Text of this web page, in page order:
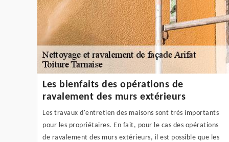
Les bienfaits des opérations de
ravalement des murs extérieurs
Les travaux d'entretien des maisons sont très importants
pour les propriétaires. En fait, pour le cas des opérations
de ravalement des murs extérieurs, il est possible que les